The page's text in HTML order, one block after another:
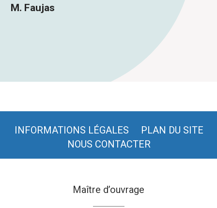
M. Faujas
INFORMATIONS LÉGALES
PLAN DU SITE
NOUS CONTACTER
Maître d’ouvrage